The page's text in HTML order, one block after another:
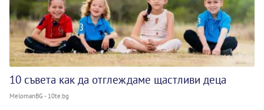
10 съвета как да отглеждаме щастливи деца
MelomanBG - 10te.bg